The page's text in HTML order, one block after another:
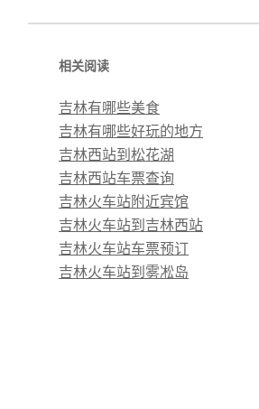
相关阅读
吉林有哪些美食
吉林有哪些好玩的地方
吉林西站到松花湖
吉林西站车票查询
吉林火车站附近宾馆
吉林火车站到吉林西站
吉林火车站车票预订
吉林火车站到雾凇岛